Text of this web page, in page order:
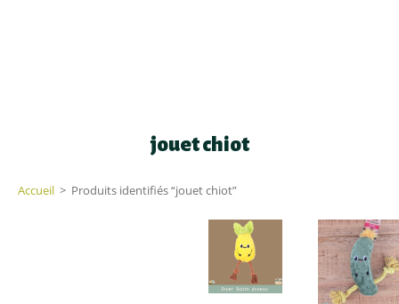
jouet chiot
Accueil > Produits identifiés “jouet chiot”